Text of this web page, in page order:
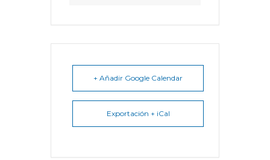
+ Añadir Google Calendar
Exportación + iCal